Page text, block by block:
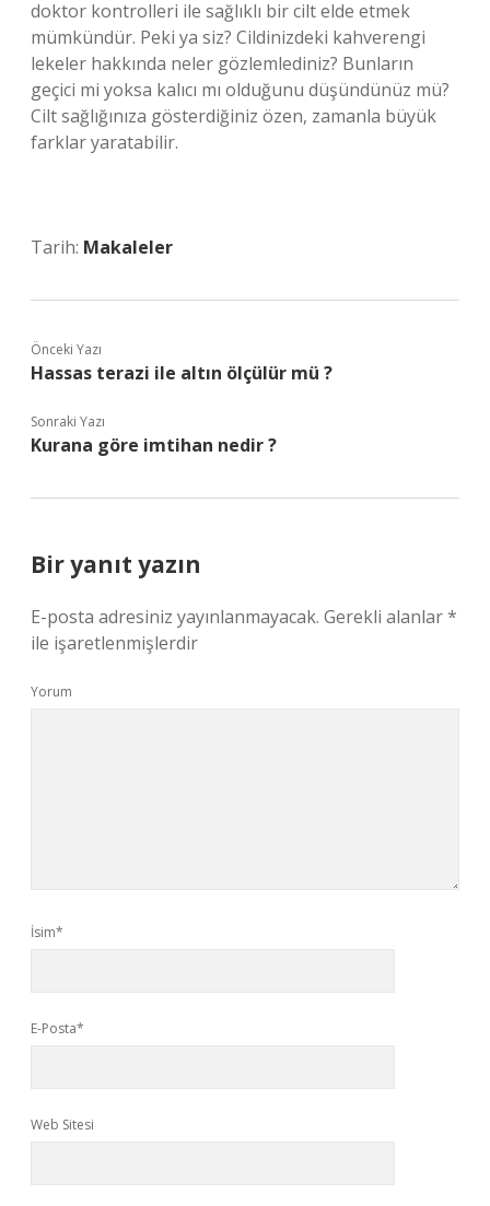
doktor kontrolleri ile sağlıklı bir cilt elde etmek
mümkündür. Peki ya siz? Cildinizdeki kahverengi
lekeler hakkında neler gözlemlediniz? Bunların
geçici mi yoksa kalıcı mı olduğunu düşündünüz mü?
Cilt sağlığınıza gösterdiğiniz özen, zamanla büyük
farklar yaratabilir.
Tarih: Makaleler
Önceki Yazı
Hassas terazi ile altın ölçülür mü ?
Sonraki Yazı
Kurana göre imtihan nedir ?
Bir yanıt yazın
E-posta adresiniz yayınlanmayacak. Gerekli alanlar*
ile işaretlenmişlerdir
Yorum
İsim*
E-Posta*
Web Sitesi